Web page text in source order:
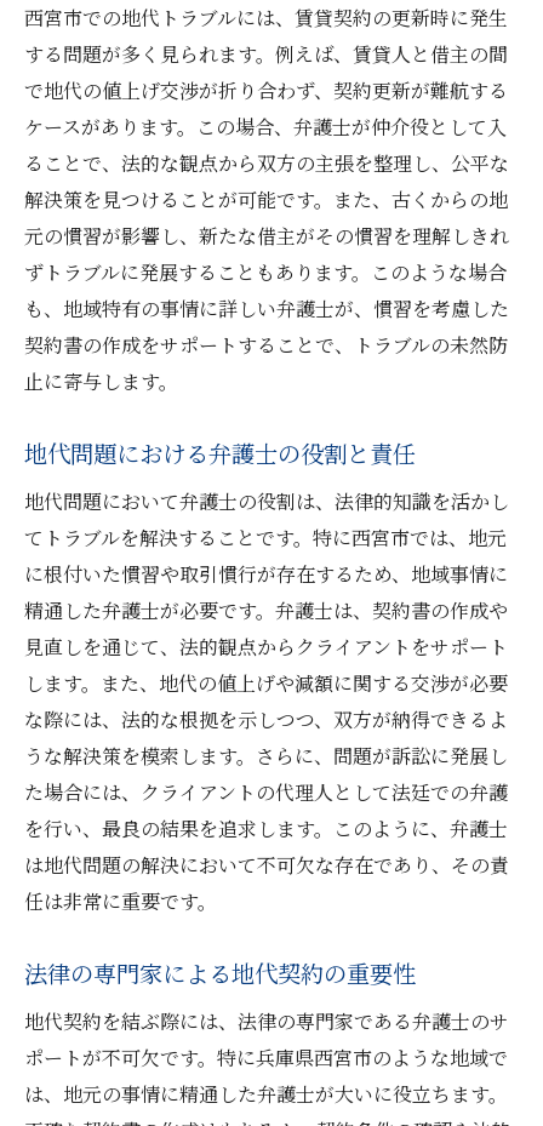
弁護士相談がもたらす安心感
法律の専門知識による安心解決
弁護士相談のコストとベネフィット
地代トラブルにおける法的助言の重要性
弁護士との連携でスムーズな解決を目指す
法律相談がもたらす解決スピードの向上
地域に根ざした弁護士による地代問題の効果的
な解決法
西宮市の地代事情に詳しい弁護士の利点
地域特性を活かした地代問題の解決策
地元弁護士のネットワークを活用する方法
地代トラブル解決における地域貢献
地域社会に密着した法的サポートの実例
弁護士が語る西宮市特有の地代トラブルの実情
と対処法
西宮市における地代トラブルの実態
地域特有の地代問題の原因と解決策
弁護士が見た西宮市の法的課題
地代トラブルに対する地域の取り組み
西宮市特有の地代トラブル事例
弁護士による地域社会への貢献事例
心のサポート
地代トラブルに対する安心サポートとは
弁護士が提供する相談サービスの内容
法律相談で得られる具体的な解決策
西宮市での地代トラブルには、賃貸契約の更新時に発生
する問題が多く見られます。例えば、賃貸人と借主の間
で地代の値上げ交渉が折り合わず、契約更新が難航する
ケースがあります。この場合、弁護士が仲介役として入
ることで、法的な観点から双方の主張を整理し、公平な
解決策を見つけることが可能です。また、古くからの地
元の慣習が影響し、新たな借主がその慣習を理解しきれ
ずトラブルに発展することもあります。このような場合
も、地域特有の事情に詳しい弁護士が、慣習を考慮した
契約書の作成をサポートすることで、トラブルの未然防
止に寄与します。
地代問題における弁護士の役割と責任
地代問題において弁護士の役割は、法律的知識を活かし
てトラブルを解決することです。特に西宮市では、地元
に根付いた慣習や取引慣行が存在するため、地域事情に
精通した弁護士が必要です。弁護士は、契約書の作成や
見直しを通じて、法的観点からクライアントをサポート
します。また、地代の値上げや減額に関する交渉が必要
な際には、法的な根拠を示しつつ、双方が納得できるよ
うな解決策を模索します。さらに、問題が訴訟に発展し
た場合には、クライアントの代理人として法廷での弁護
を行い、最良の結果を追求します。このように、弁護士
は地代問題の解決において不可欠な存在であり、その責
任は非常に重要です。
法律の専門家による地代契約の重要性
地代契約を結ぶ際には、法律の専門家である弁護士のサ
ポートが不可欠です。特に兵庫県西宮市のような地域で
は、地元の事情に精通した弁護士が大いに役立ちます。